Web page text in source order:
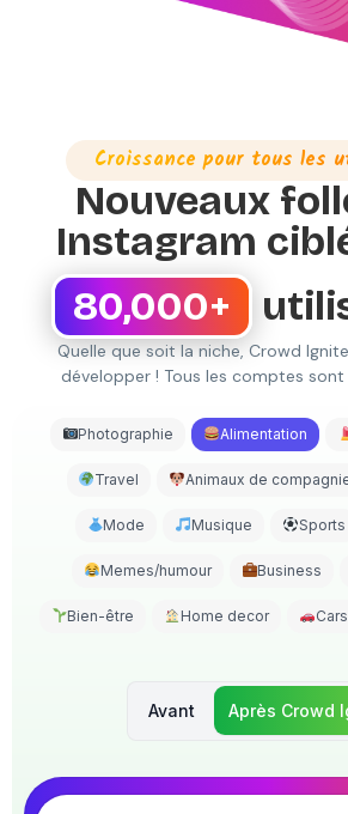
Croissance pour tous les
Nouveaux
Instagram
80,000+
Quelle que soit la niche, Crowd
développer ! Tous les comptes
Photographie Alimentation
Travel Animaux de
Mode Musique Sports
Memes/humour Business
Bien-être Home decor Cars
Avant Après Crowd